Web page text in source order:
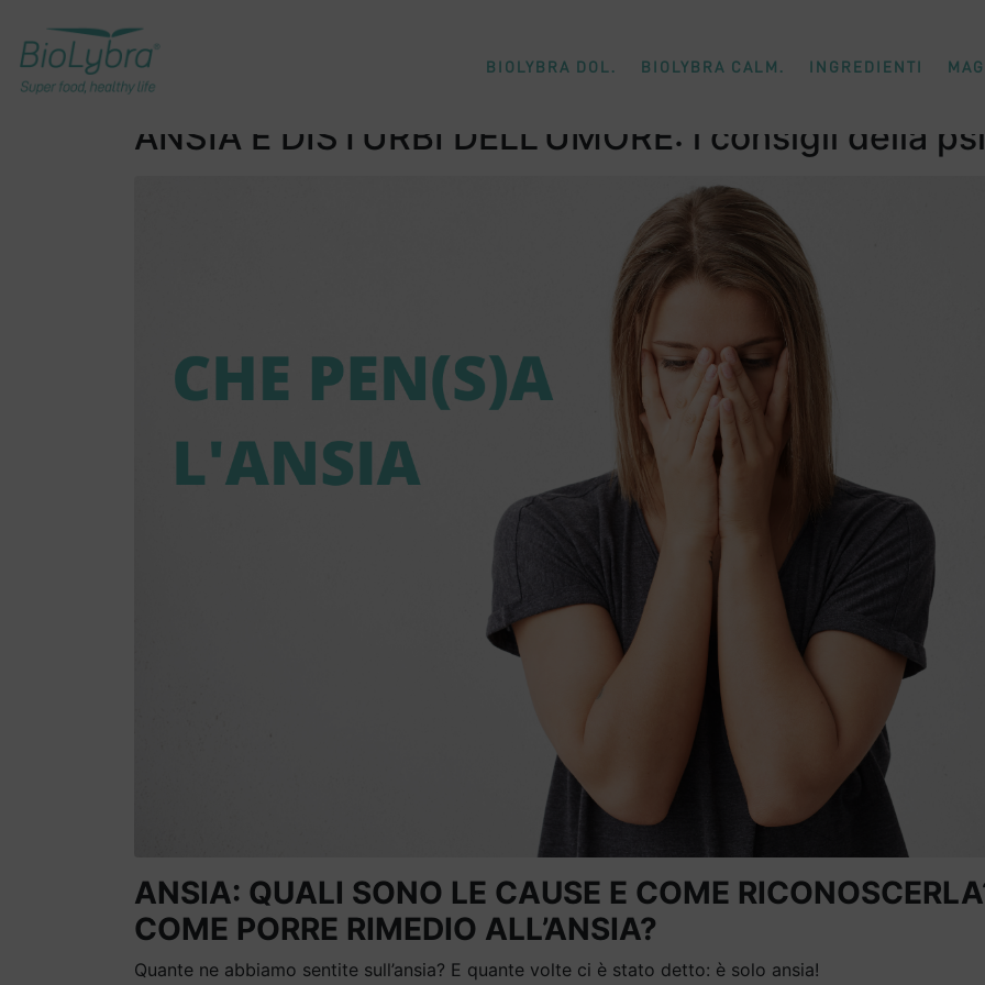
BIOLYBRA DOL. BIOLYBRA CALM. INGREDIENTI
ANSIA E DISTURBI DELL’UMORE: i consigli della
ANSIA: QUALI SONO LE CAUSE E COME
COME PORRE RIMEDIO ALL’ANSIA?
Quante ne abbiamo sentite sull’ansia? E quante volte ci è stato detto: è solo ansia!